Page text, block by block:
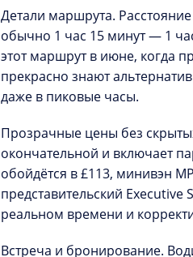
Детали маршрута.
обычно 1 час 15 минут — 1
этот маршрут в июне, когда
прекрасно знают
даже в пиковые часы.
Прозрачные цены без
окончательной и включает
обойдётся в £113, минивэн
представительский
реальном времени и
Встреча и бронирование.